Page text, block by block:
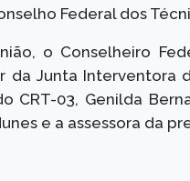
Federal dos
o Conselheiro
da Junta Interventora
CRT-03, Genilda
e a assessora da